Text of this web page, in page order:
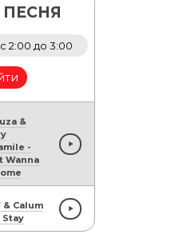
ПЕСНЯ
&
-
Wanna
& Calum
Stay